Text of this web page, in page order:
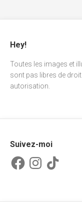
Hey!
Toutes les images et
sont pas libres de
autorisation.
Suivez-moi
FacebookInstagram
TikTok